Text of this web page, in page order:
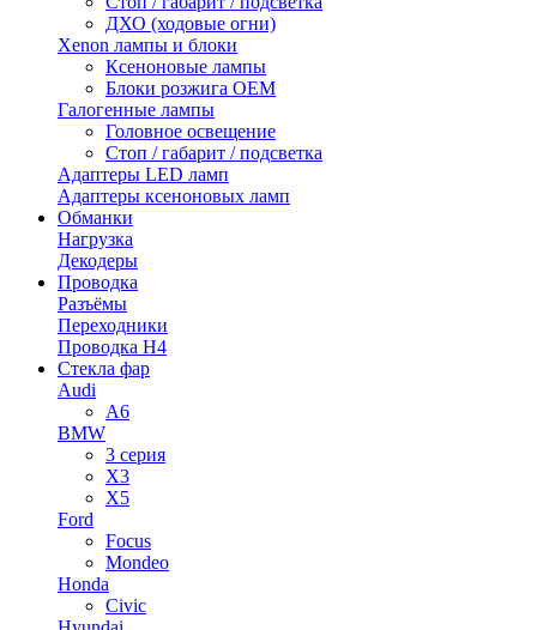
ДХО (ходовые огни)
Xenon лампы и блоки
Ксеноновые лампы
Блоки розжига OEM
Галогенные лампы
Головное освещение
Стоп / габарит / подсветка
Адаптеры LED ламп
Адаптеры ксеноновых ламп
Обманки
Нагрузка
Декодеры
Проводка
Разъёмы
Переходники
Проводка H4
Стекла фар
Audi
A6
BMW
3 серия
X3
X5
Ford
Focus
Mondeo
Honda
Civic